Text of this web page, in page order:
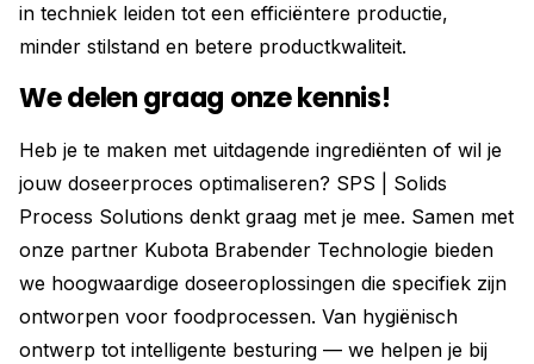
in techniek leiden tot een efficiëntere productie,
minder stilstand en betere productkwaliteit.
We delen graag onze kennis!
Heb je te maken met uitdagende ingrediënten of wil je
jouw doseerproces optimaliseren? SPS | Solids
Process Solutions denkt graag met je mee. Samen met
onze partner Kubota Brabender Technologie bieden
we hoogwaardige doseeroplossingen die specifiek zijn
ontworpen voor foodprocessen. Van hygiënisch
ontwerp tot intelligente besturing — we helpen je bij